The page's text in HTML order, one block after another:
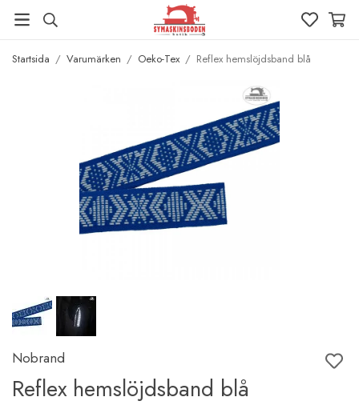
Startsida / Varumärken / Oeko-Tex / Reflex hemslöjdsband blå
Nobrand
Reflex hemslöjdsband blå